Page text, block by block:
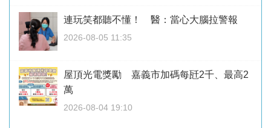
連玩笑都聽不懂！ 醫：當心大腦拉警報
2026-08-05 11:35
屋頂光電獎勵 嘉義市加碼每瓩2千、最高2
萬
2026-08-04 19:10